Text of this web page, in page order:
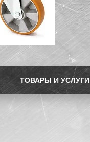
ТОВАРЫ И УСЛУГИ